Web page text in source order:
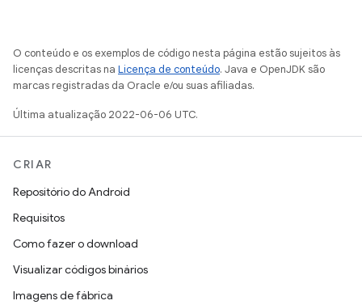
O conteúdo e os exemplos de código nesta página estão sujeitos às
licenças descritas na Licença de conteúdo. Java e OpenJDK são
marcas registradas da Oracle e/ou suas afiliadas.
Última atualização 2022-06-06 UTC.
CRIAR
Repositório do Android
Requisitos
Como fazer o download
Visualizar códigos binários
Imagens de fábrica